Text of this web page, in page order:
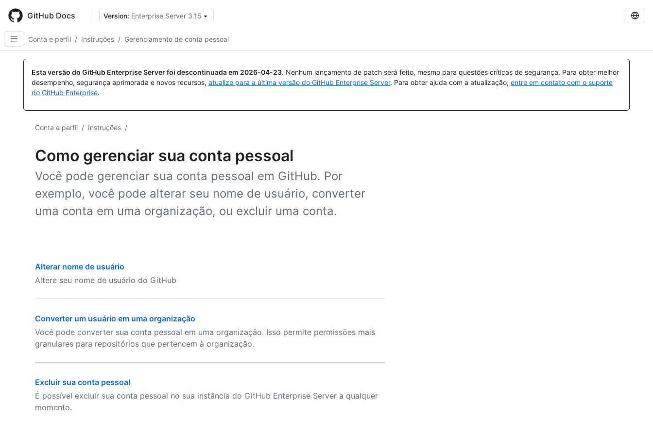
main
content
GitHub Docs Version: Enterprise Server 3.15
Conta e perfil / Instruções / Gerenciamento de conta pessoal
Esta versão do GitHub Enterprise Server foi descontinuada em 2026-04-23. Nenhum lançamento de patch será feito, mesmo para questões críticas de segurança. Para obter melhor
desempenho, segurança aprimorada e novos recursos, atualize para a última versão do GitHub Enterprise Server. Para obter ajuda com a atualização, entre em contato com o suporte
do GitHub Enterprise.
Conta e perfil / Instruções /
Como gerenciar sua conta pessoal
Você pode gerenciar sua conta pessoal em GitHub. Por
exemplo, você pode alterar seu nome de usuário, converter
uma conta em uma organização, ou excluir uma conta.
Alterar nome de usuário
Altere seu nome de usuário do GitHub
Converter um usuário em uma organização
Você pode converter sua conta pessoal em uma organização. Isso permite permissões mais
granulares para repositórios que pertencem à organização.
Excluir sua conta pessoal
É possível excluir sua conta pessoal no sua instância do GitHub Enterprise Server a qualquer
momento.